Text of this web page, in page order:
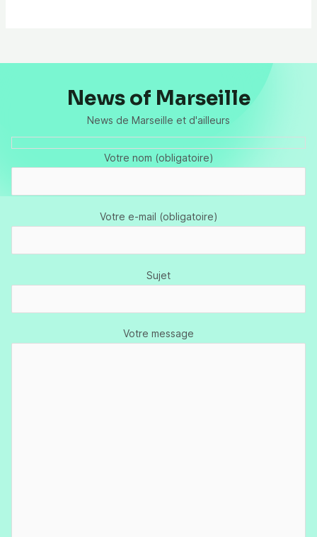
News of Marseille
News de Marseille et d'ailleurs
Votre nom (obligatoire)
Votre e-mail (obligatoire)
Sujet
Votre message